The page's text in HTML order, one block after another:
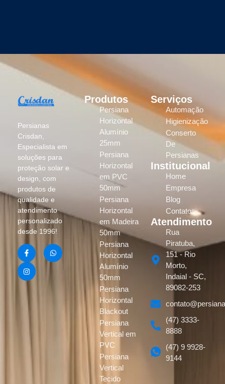
Persianas
Crisdan,
Especialista em
soluções para
proteção solar e
design, com
produtos de
qualidade e
atendimento
personalizado
desde 1996!
Produtos
Persiana
Horizontal
Alumínio
25mm
Persiana
Horizontal
em PVC
50mm
Persiana
Horizontal
em Madeira
50mm
Persiana
Horizontal
Alumínio
50mm
Persiana
Horizontal
Blackout
Persiana
Vertical em
PVC
Persiana
Vertical
Tecido
Serviços
Automação
Higienização
Conserto
De
Persianas
Institucional
Home
Empresa
Blog
Contatos
Atendimento
Rua
Piratuba,
151 - Rio
Morto,
Indaial - SC,
89082-253
(47) 3333-
8888
(47) 9 9928-
9144